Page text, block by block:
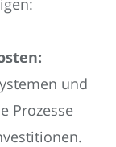
und
Prozesse